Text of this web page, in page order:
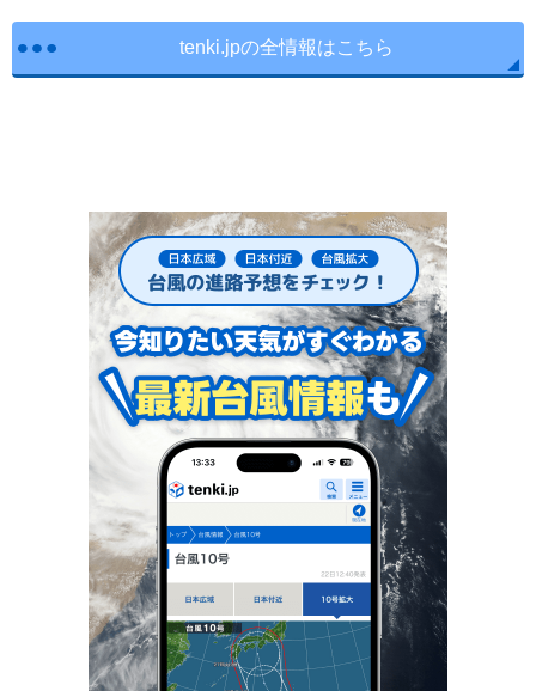
tenki.jpの全情報はこちら